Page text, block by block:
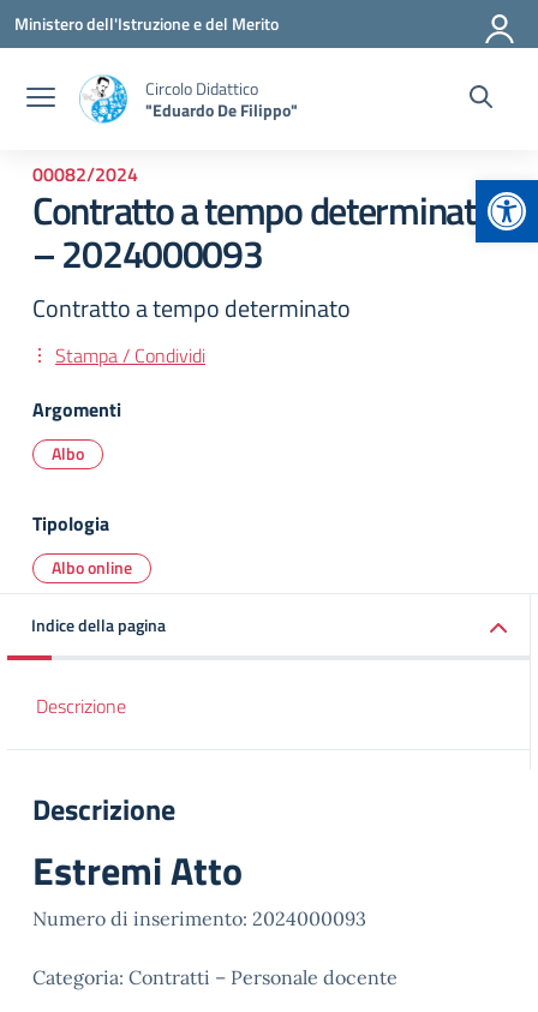
Vai ai contenuti
Vai al menu di navigazione
Vai al footer
Ministero dell'Istruzione e del Merito
Circolo Didattico
"Eduardo De Filippo"
00082/2024
Contratto a tempo determinato
– 2024000093
Contratto a tempo determinato
Stampa / Condividi
Argomenti
Albo
Tipologia
Albo online
Indice della pagina
Descrizione
Descrizione
Estremi Atto
Numero di inserimento: 2024000093
Categoria: Contratti – Personale docente